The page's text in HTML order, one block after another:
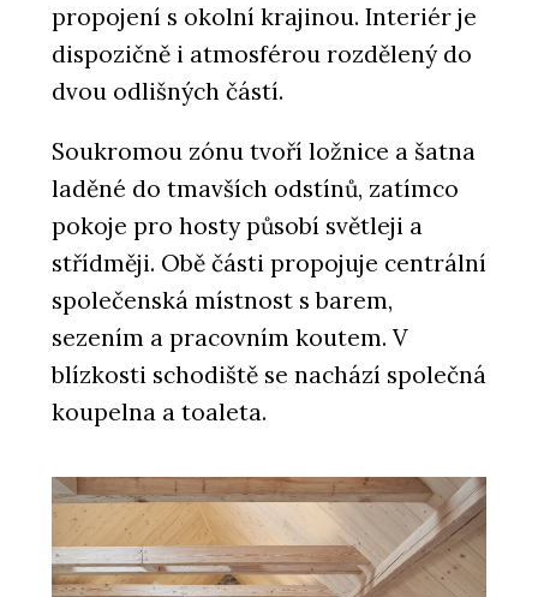
propojení s okolní krajinou. Interiér je
dispozičně i atmosférou rozdělený do
dvou odlišných částí.
Soukromou zónu tvoří ložnice a šatna
laděné do tmavších odstínů, zatímco
pokoje pro hosty působí světleji a
střídměji. Obě části propojuje centrální
společenská místnost s barem,
sezením a pracovním koutem. V
blízkosti schodiště se nachází společná
koupelna a toaleta.